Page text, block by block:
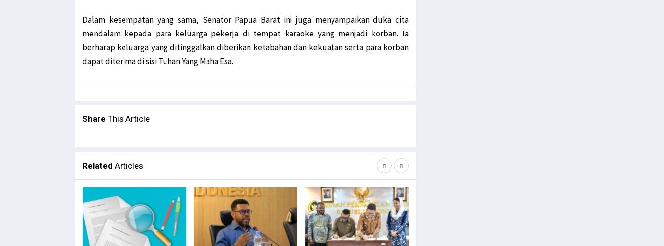
Dalam kesempatan yang sama, Senator Papua Barat ini juga menyampaikan duka cita
mendalam kepada para keluarga pekerja di tempat karaoke yang menjadi korban. Ia
berharap keluarga yang ditinggalkan diberikan ketabahan dan kekuatan serta para korban
dapat diterima di sisi Tuhan Yang Maha Esa.
Share This Article
Related Articles